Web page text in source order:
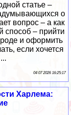
статье –
о
вопрос – а как
– прийти
и оформить
если хочется
04 07 2026 16:25:17
Харлема: